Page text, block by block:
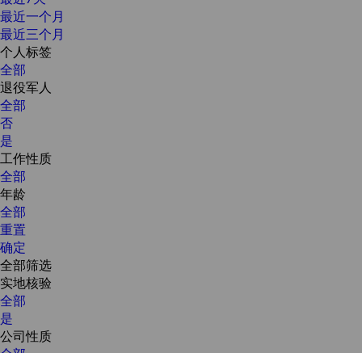
最近一个月
最近三个月
个人标签
全部
退役军人
全部
否
是
工作性质
全部
年龄
全部
重置
确定
全部筛选
实地核验
全部
是
公司性质